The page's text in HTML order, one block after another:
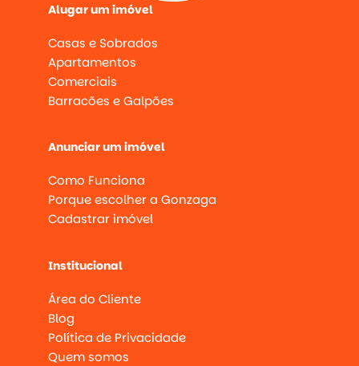
Alugar um imóvel
Casas e Sobrados
Apartamentos
Comerciais
Barracões e Galpões
Anunciar um imóvel
Como Funciona
Porque escolher a Gonzaga
Cadastrar imóvel
Institucional
Área do Cliente
Blog
Política de Privacidade
Quem somos